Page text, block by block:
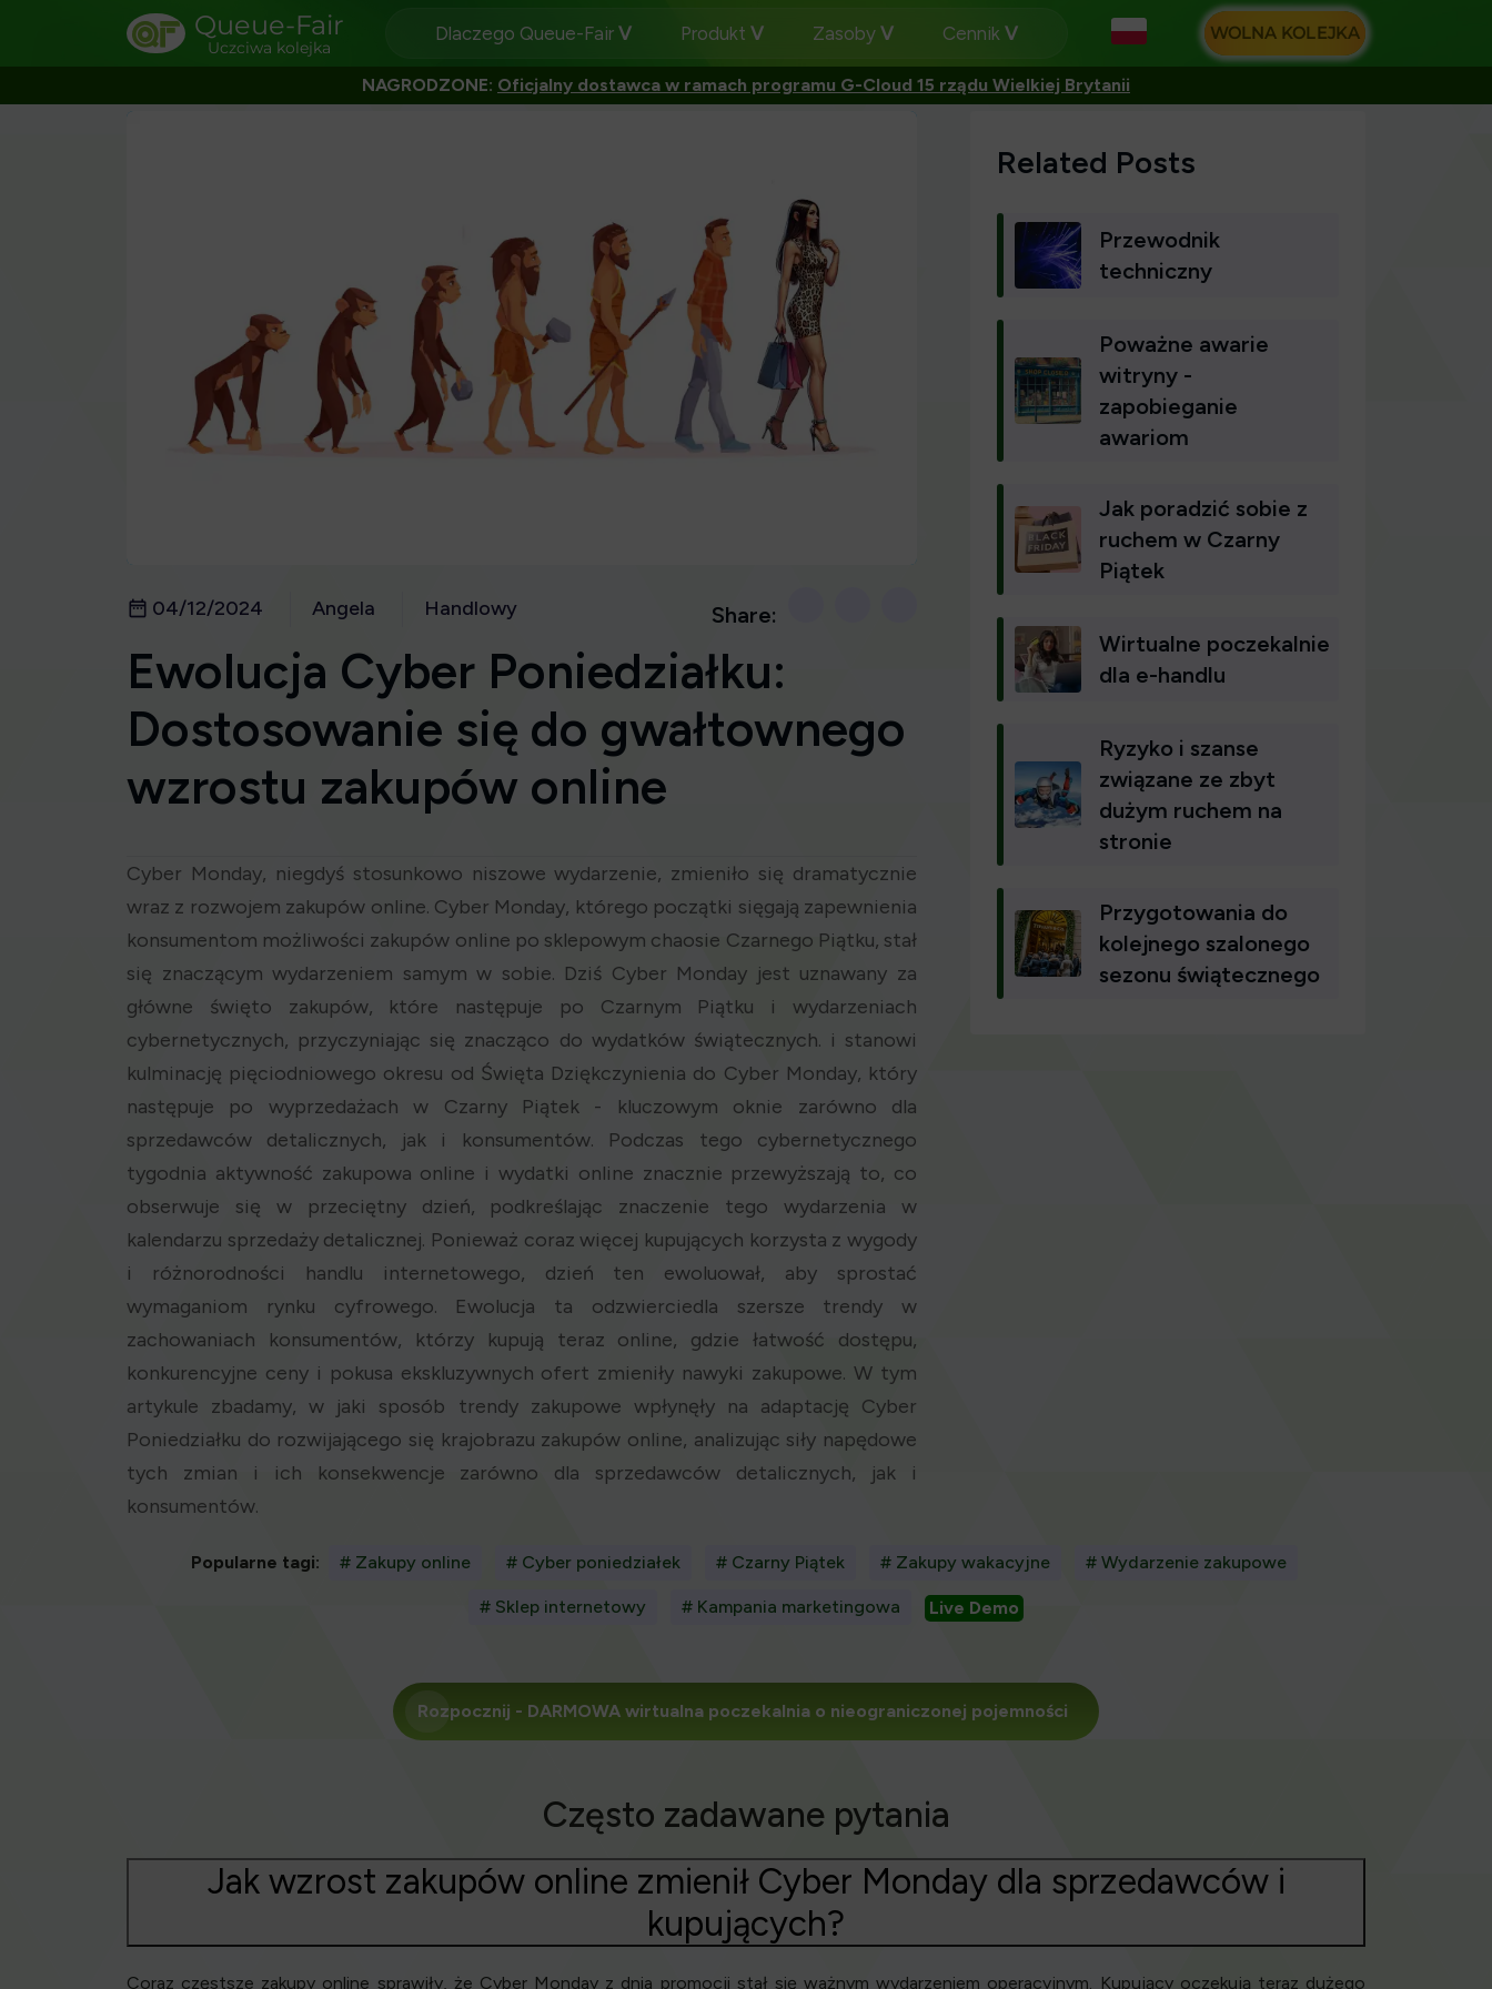
Queue-Fair
Uczciwa kolejka
Dlaczego Queue-Fair Produkt Zasoby Cennik WOLNA KOLEJKA
NAGRODZONE: Oficjalny dostawca w ramach programu G-Cloud 15 rządu Wielkiej Brytanii
04/12/2024 Angela Handlowy Share:
Ewolucja Cyber Poniedziałku:
Dostosowanie się do gwałtownego
wzrostu zakupów online
Cyber Monday, niegdyś stosunkowo niszowe wydarzenie, zmieniło się dramatycznie
wraz z rozwojem zakupów online. Cyber Monday, którego początki sięgają zapewnienia
konsumentom możliwości zakupów online po sklepowym chaosie Czarnego Piątku, stał
się znaczącym wydarzeniem samym w sobie. Dziś Cyber Monday jest uznawany za
główne święto zakupów, które następuje po Czarnym Piątku i wydarzeniach
cybernetycznych, przyczyniając się znacząco do wydatków świątecznych. i stanowi
kulminację pięciodniowego okresu od Święta Dziękczynienia do Cyber Monday, który
następuje po wyprzedażach w Czarny Piątek - kluczowym oknie zarówno dla
sprzedawców detalicznych, jak i konsumentów. Podczas tego cybernetycznego
tygodnia aktywność zakupowa online i wydatki online znacznie przewyższają to, co
obserwuje się w przeciętny dzień, podkreślając znaczenie tego wydarzenia w
kalendarzu sprzedaży detalicznej. Ponieważ coraz więcej kupujących korzysta z wygody
i różnorodności handlu internetowego, dzień ten ewoluował, aby sprostać
wymaganiom rynku cyfrowego. Ewolucja ta odzwierciedla szersze trendy w
zachowaniach konsumentów, którzy kupują teraz online, gdzie łatwość dostępu,
konkurencyjne ceny i pokusa ekskluzywnych ofert zmieniły nawyki zakupowe. W tym
artykule zbadamy, w jaki sposób trendy zakupowe wpłynęły na adaptację Cyber
Poniedziałku do rozwijającego się krajobrazu zakupów online, analizując siły napędowe
tych zmian i ich konsekwencje zarówno dla sprzedawców detalicznych, jak i
konsumentów.
Related Posts
Przewodnik
techniczny
Poważne awarie
witryny -
zapobieganie
awariom
Jak poradzić sobie z
ruchem w Czarny
Piątek
Wirtualne poczekalnie
dla e-handlu
Ryzyko i szanse
związane ze zbyt
dużym ruchem na
stronie
Przygotowania do
kolejnego szalonego
sezonu świątecznego
Popularne tagi: # Zakupy online # Cyber poniedziałek # Czarny Piątek # Zakupy wakacyjne # Wydarzenie zakupowe
# Sklep internetowy # Kampania marketingowa Live Demo
Rozpocznij - DARMOWA wirtualna poczekalnia o nieograniczonej pojemności
Często zadawane pytania
Jak wzrost zakupów online zmienił Cyber Monday dla sprzedawców i
kupujących?
Coraz częstsze zakupy online sprawiły, że Cyber Monday z dnia promocji stał się ważnym wydarzeniem operacyjnym. Kupujący oczekują teraz dużego